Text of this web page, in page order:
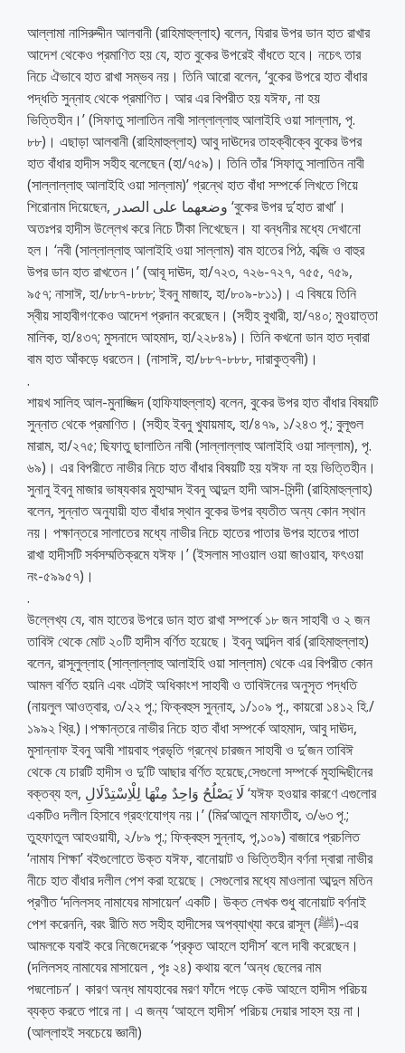
আল্লামা নাসিরুদ্দীন আলবানী (রাহিমাহুল্লাহ) বলেন, যিরার উপর ডান হাত রাখার
আদেশ থেকেও প্রমাণিত হয় যে, হাত বুকের উপরেই বাঁধতে হবে। নচেৎ তার
নিচে ঐভাবে হাত রাখা সম্ভব নয়। তিনি আরো বলেন, ‘বুকের উপরে হাত বাঁধার
পদ্ধতি সুন্নাহ থেকে প্রমাণিত। আর এর বিপরীত হয় যঈফ, না হয়
ভিত্তিহীন।’ (সিফাতু সালাতিন নাবী সাল্লাল্লাহু আলাইহি ওয়া সাল্লাম, পৃ.
৮৮)। এছাড়া আলবানী (রাহিমাহুল্লাহ) আবু দাঊদের তাহক্বীক্বে বুকের উপর
হাত বাঁধার হাদীস সহীহ বলেছেন (হা/৭৫৯)। তিনি তাঁর ‘সিফাতু সালাতিন নাবী
(সাল্লাল্লাহু আলাইহি ওয়া সাল্লাম)’ গ্রন্থে হাত বাঁধা সম্পর্কে লিখতে গিয়ে
শিরোনাম দিয়েছেন, وضعهما على الصدر ‘বুকের উপর দু’হাত রাখা’।
অতঃপর হাদীস উল্লেখ করে নিচে টীকা লিখেছেন। যা বন্ধনীর মধ্যে দেখানো
হল। ‘নবী (সাল্লাল্লাহু আলাইহি ওয়া সাল্লাম) বাম হাতের পিঠ, কব্জি ও বাহুর
উপর ডান হাত রাখতেন।’ (আবূ দাঊদ, হা/৭২৩, ৭২৬-৭২৭, ৭৫৫, ৭৫৯,
৯৫৭; নাসাঈ, হা/৮৮৭-৮৮৮; ইবনু মাজাহ, হা/৮০৯-৮১১)। এ বিষয়ে তিনি
স্বীয় সাহাবীগণকেও আদেশ প্রদান করেছেন। (সহীহ বুখারী, হা/৭৪০; মুওয়াত্তা
মালিক, হা/৪৩৭; মুসনাদে আহমাদ, হা/২২৮৪৯)। তিনি কখনো ডান হাত দ্বারা
বাম হাত আঁকড়ে ধরতেন। (নাসাঈ, হা/৮৮৭-৮৮৮, দারাকুত্বনী)।
.
শায়খ সালিহ আল-মুনাজ্জিদ (হাফিযাহুল্লাহ) বলেন, বুকের উপর হাত বাঁধার বিষয়টি
সুন্নাত থেকে প্রমাণিত। (সহীহ ইবনু খুযায়মাহ, হা/৪৭৯, ১/২৪৩ পৃ.; বুলূগুল
মারাম, হা/২৭৫; ছিফাতু ছালাতিন নাবী (সাল্লাল্লাহু আলাইহি ওয়া সাল্লাম), পৃ.
৬৯)। এর বিপরীতে নাভীর নিচে হাত বাঁধার বিষয়টি হয় যঈফ না হয় ভিত্তিহীন।
সুনানু ইবনু মাজার ভাষ্যকার মুহাম্মাদ ইবনু আব্দুল হাদী আস-সিন্দী (রাহিমাহুল্লাহ)
বলেন, সুন্নাত অনুযায়ী হাত বাঁধার স্থান বুকের উপর ব্যতীত অন্য কোন স্থান
নয়। পক্ষান্তরে সালাতের মধ্যে নাভীর নিচে হাতের পাতার উপর হাতের পাতা
রাখা হাদীসটি সর্বসম্মতিক্রমে যঈফ।’ (ইসলাম সাওয়াল ওয়া জাওয়াব, ফৎওয়া
নং-৫৯৯৫৭)।
.
উল্লেখ্য যে, বাম হাতের উপরে ডান হাত রাখা সম্পর্কে ১৮ জন সাহাবী ও ২ জন
তাবিঈ থেকে মোট ২০টি হাদীস বর্ণিত হয়েছে। ইবনু আব্দিল বার্র (রাহিমাহুল্লাহ)
বলেন, রাসূলুল্লাহ (সাল্লাল্লাহু আলাইহি ওয়া সাল্লাম) থেকে এর বিপরীত কোন
আমল বর্ণিত হয়নি এবং এটাই অধিকাংশ সাহাবী ও তাবিঈনের অনুসৃত পদ্ধতি
(নায়লুল আওত্বার, ৩/২২ পৃ.; ফিক্বহুস সুন্নাহ, ১/১০৯ পৃ., কায়রো ১৪১২ হি./
১৯৯২ খ্রি.)।পক্ষান্তরে নাভীর নিচে হাত বাঁধা সম্পর্কে আহমাদ, আবু দাঊদ,
মুসান্নাফ ইবনু আবী শায়বাহ প্রভৃতি গ্রন্থে চারজন সাহাবী ও দু’জন তাবিঈ
থেকে যে চারটি হাদীস ও দু’টি আছার বর্ণিত হয়েছে,সেগুলো সম্পর্কে মুহাদ্দিছীনের
বক্তব্য হল, لَا يَصْلُحُ وَاحِدٌ مِنْهَا لِلْاِسْتِدْلَالِ ‘যঈফ হওয়ার কারণে এগুলোর
একটিও দলীল হিসাবে গ্রহণযোগ্য নয়।’ (মির‘আতুল মাফাতীহ, ৩/৬৩ পৃ.;
তুহফাতুল আহওয়াযী, ২/৮৯ পৃ.; ফিক্বহুস সুন্নাহ, পৃ,১০৯) বাজারে প্রচলিত
‘নামায শিক্ষা’ বইগুলোতে উক্ত যঈফ, বানোয়াট ও ভিত্তিহীন বর্ণনা দ্বারা নাভীর
নীচে হাত বাঁধার দলীল পেশ করা হয়েছে। সেগুলোর মধ্যে মাওলানা আব্দুল মতিন
প্রণীত ‘দলিলসহ নামাযের মাসায়েল’ একটি। উক্ত লেখক শুধু বানোয়াট বর্ণনাই
পেশ করেননি, বরং রীতি মত সহীহ হাদীসের অপব্যাখ্যা করে রাসূল (ﷺ)-এর
আমলকে যবাই করে নিজেদেরকে ‘প্রকৃত আহলে হাদীস’ বলে দাবী করেছেন।
(দলিলসহ নামাযের মাসায়েল , পৃঃ ২৪) কথায় বলে ‘অন্ধ ছেলের নাম
পদ্মলোচন’। কারণ অন্ধ মাযহাবের মরণ ফাঁদে পড়ে কেউ আহলে হাদীস পরিচয়
ব্যক্ত করতে পারে না। এ জন্য ‘আহলে হাদীস’ পরিচয় দেয়ার সাহস হয় না।
(আল্লাহই সবচেয়ে জ্ঞানী)